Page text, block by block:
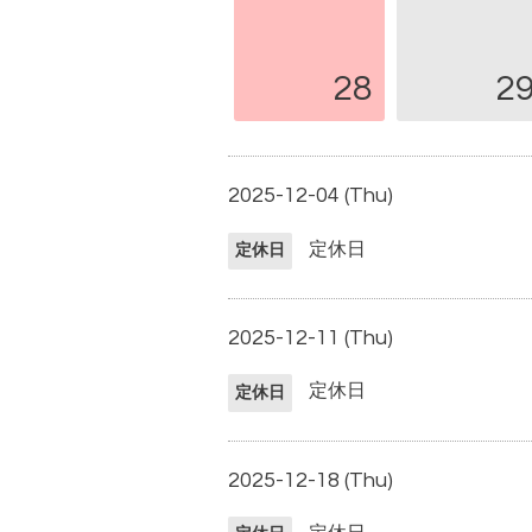
28
2025-12-04 (Thu)
定休日 定休日
2025-12-11 (Thu)
定休日 定休日
2025-12-18 (Thu)